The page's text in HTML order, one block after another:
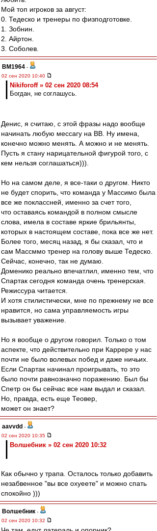
Мой топ игроков за август:
0. Тедеско и тренеры по физподготовке.
1. Зобнин.
2. Айртон.
3. Соболев.
BM1964 -
02 сен 2020 10:40
Nikiforoff » 02 сен 2020 08:54
Богдан, не соглашусь.
Денис, я считаю, с этой фразы надо вообще
начинать любую мессагу на ВВ. Ну имена,
конечно можно менять. А можно и не менять.
Пусть я стану нарицательной фигурой того, с
кем нельзя соглашаться))).
Но на самом деле, я все-таки о другом. Никто
не будет спорить, что команда у Массимо была
все же поклассней, именно за счет того,
что оставаясь командой в полном смысле
слова, имела в составе яркие брильянты,
которых в настоящем составе, пока все же нет.
Более того, месяц назад, я бы сказал, что и
сам Массммо тренер на голову выше Тедеско.
Сейчас, конечно, так не думаю.
Доменико реально впечатлил, именно тем, что
Спартак сегодня команда очень тренерская.
Режиссура читается.
И хотя стилистически, мне по прежнему не все
нравится, но сама управляемость игры
вызывает уважение.
Но я вообще о другом говорил. Только о том
аспекте, что действительно при Каррере у нас
почти не было волевых побед и даже ничьих.
Если Спартак начинал проигрывать, то это
было почти равнозначно поражению. Был бы
Спетр он бы сейчас все нам выдал и сказал.
Но, правда, есть еще Теовер,
может он знает?
aavvdd -
02 сен 2020 10:35
Волшебник » 02 сен 2020 10:32
Как обычно у трапа. Осталось только добавить
незабвенное "вы все охуеете" и можно спать
спокойно )))
Волшебник -
02 сен 2020 10:32